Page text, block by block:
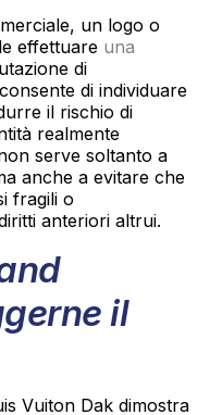
un logo o
effettuare una
di
di individuare
il rischio di
realmente
serve soltanto a
anche a evitare che
fragili o
anteriori altrui.
il
Vuiton Dak dimostra